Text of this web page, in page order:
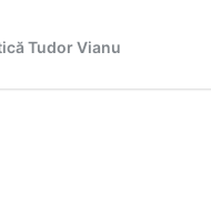
Tudor Vianu